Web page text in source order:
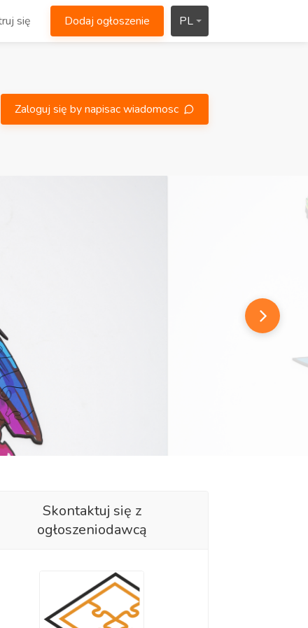
się Dodaj ogłoszenie PL
Zaloguj się by napisac wiadomosc
Skontaktuj się z
ogłoszeniodawcą